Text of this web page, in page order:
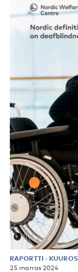
RAPORTTI -
25 marras 2024